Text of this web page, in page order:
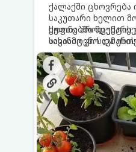
ქალაქში ცხოვრება
საკუთარი ხელით
სუფთა პროდუქტის
აივანიც კი
მოიწყოთ მინი-
ყოველდღიურად
და ბოსტნეულს
ქოთნებში
სასიამოვნო და
იცოდეთ, რომელი
ქოთნის პირობებს
მოუაროთ მათ